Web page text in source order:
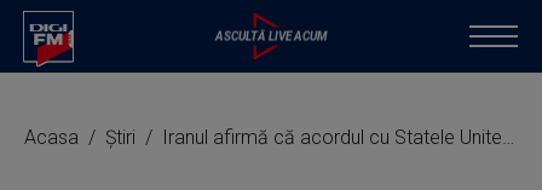
Acasa Știri Iranul afirmă că acordul cu Statele Unite „pune capăt imediat războiului” şi subliniază că a „obţinut victorii importante”